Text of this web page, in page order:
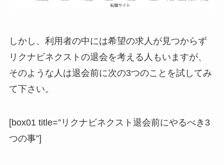
しかし、利用者の中には希望の求人が見つからず
リクナビネクストの退会を考える人もいますが、
そのような人は退会前に次の3つのことを試してみ
て下さい。
[box01 title=”リクナビネクスト退会前にやるべき3
つの事”]